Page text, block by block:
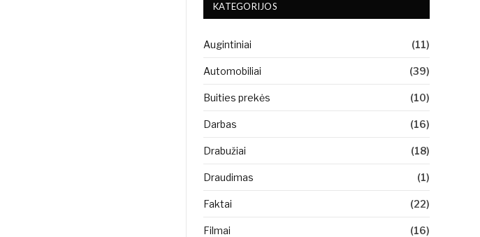
KATEGORIJOS
Augintiniai (11)
Automobiliai (39)
Buities prekės (10)
Darbas (16)
Drabužiai (18)
Draudimas (1)
Faktai (22)
Filmai (16)